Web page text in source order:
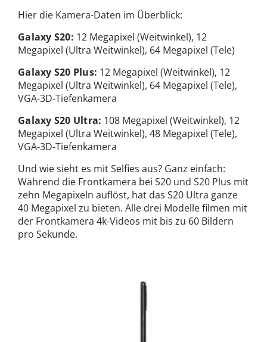
Hier die Kamera-Daten im Überblick:
Galaxy S20: 12 Megapixel (Weitwinkel), 12
Megapixel (Ultra Weitwinkel), 64 Megapixel (Tele)
Galaxy S20 Plus: 12 Megapixel (Weitwinkel), 12
Megapixel (Ultra Weitwinkel), 64 Megapixel (Tele),
VGA-3D-Tiefenkamera
Galaxy S20 Ultra: 108 Megapixel (Weitwinkel), 12
Megapixel (Ultra Weitwinkel), 48 Megapixel (Tele),
VGA-3D-Tiefenkamera
Und wie sieht es mit Selfies aus? Ganz einfach:
Während die Frontkamera bei S20 und S20 Plus mit
zehn Megapixeln auflöst, hat das S20 Ultra ganze
40 Megapixel zu bieten. Alle drei Modelle filmen mit
der Frontkamera 4k-Videos mit bis zu 60 Bildern
pro Sekunde.